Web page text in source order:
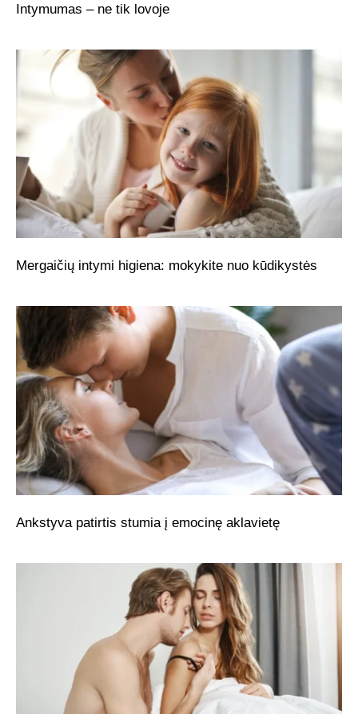
Intymumas – ne tik lovoje
Mergaičių intymi higiena: mokykite nuo kūdikystės
Ankstyva patirtis stumia į emocinę aklavietę